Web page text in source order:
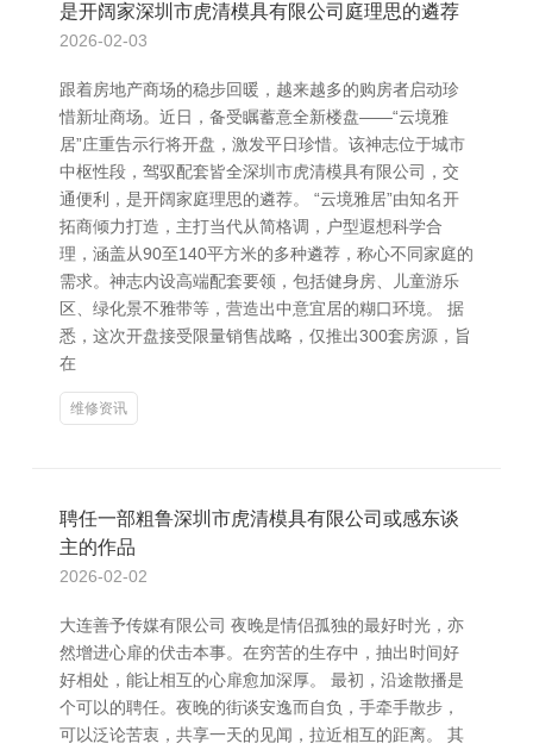
是开阔家深圳市虎清模具有限公司庭理思的遴荐
2026-02-03
跟着房地产商场的稳步回暖，越来越多的购房者启动珍
惜新址商场。近日，备受瞩蓄意全新楼盘——“云境雅
居”庄重告示行将开盘，激发平日珍惜。该神志位于城市
中枢性段，驾驭配套皆全深圳市虎清模具有限公司，交
通便利，是开阔家庭理思的遴荐。 “云境雅居”由知名开
拓商倾力打造，主打当代从简格调，户型遐想科学合
理，涵盖从90至140平方米的多种遴荐，称心不同家庭的
需求。神志内设高端配套要领，包括健身房、儿童游乐
区、绿化景不雅带等，营造出中意宜居的糊口环境。 据
悉，这次开盘接受限量销售战略，仅推出300套房源，旨
在
维修资讯
聘任一部粗鲁深圳市虎清模具有限公司或感东谈
主的作品
2026-02-02
大连善予传媒有限公司 夜晚是情侣孤独的最好时光，亦
然增进心扉的伏击本事。在穷苦的生存中，抽出时间好
好相处，能让相互的心扉愈加深厚。 最初，沿途散播是
个可以的聘任。夜晚的街谈安逸而自负，手牵手散步，
可以泛论苦衷，共享一天的见闻，拉近相互的距离。 其